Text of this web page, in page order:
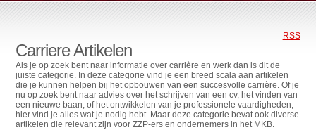
RSS
Carriere Artikelen
Als je op zoek bent naar informatie over carrière en werk dan is dit de
juiste categorie. In deze categorie vind je een breed scala aan artikelen
die je kunnen helpen bij het opbouwen van een succesvolle carrière. Of je
nu op zoek bent naar advies over het schrijven van een cv, het vinden van
een nieuwe baan, of het ontwikkelen van je professionele vaardigheden,
hier vind je alles wat je nodig hebt. Maar deze categorie bevat ook diverse
artikelen die relevant zijn voor ZZP-ers en ondernemers in het MKB.